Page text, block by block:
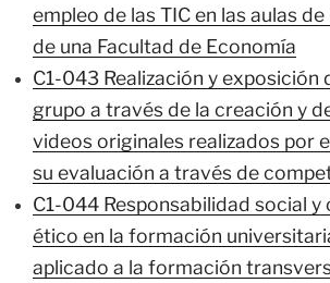
empleo de las TIC en las aulas
de una Facultad de Economía
C1-043 Realización y exposición
grupo a través de la creación y
videos originales realizados por
su evaluación a través de
C1-044 Responsabilidad social
ético en la formación
aplicado a la formación